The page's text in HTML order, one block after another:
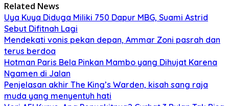
Related News
Uya Kuya Diduga Miliki 750 Dapur MBG, Suami Astrid
Sebut Difitnah Lagi
Mendekati vonis pekan depan, Ammar Zoni pasrah dan
terus berdoa
Hotman Paris Bela Pinkan Mambo yang Dihujat Karena
Ngamen di Jalan
Penjelasan akhir The King’s Warden, kisah sang raja
muda yang menyentuh hati